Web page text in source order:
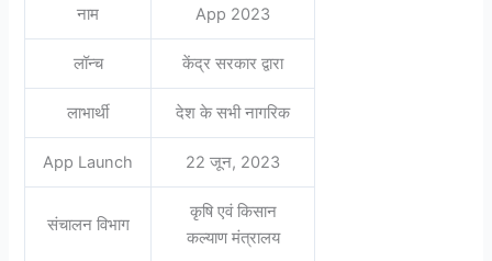
नाम
App 2023
लॉन्च केंद्र सरकार द्वारा
लाभार्थी देश के सभी नागरिक
App Launch 22 जून, 2023
संचालन विभाग
कृषि एवं किसान
कल्याण मंत्रालय